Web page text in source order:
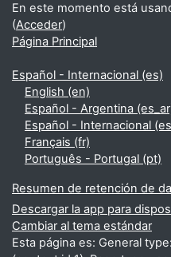
En este momento está
(Acceder)
Página Principal
Español - Internacional ‎(es)‎
English ‎(en)‎
Español - Argentina
Español - Internacional
Français ‎(fr)‎
Português - Portugal ‎(pt)‎
Resumen de retención de
Descargar la app para
Cambiar al tema estándar
Esta página es: General